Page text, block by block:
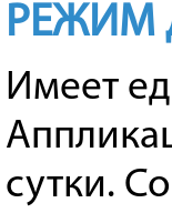
РЕЖИМ
Имеет
сутки.